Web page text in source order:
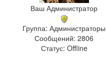
Ваш Администратор
Группа: Администраторы
Сообщений: 2806
Статус: Offline